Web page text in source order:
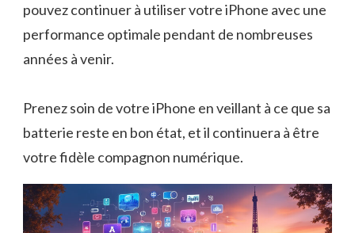
pouvez continuer à utiliser votre iPhone avec une
performance optimale pendant de nombreuses
années à venir.
Prenez soin de votre iPhone en veillant à ce que sa
batterie reste en bon état, et il continuera à être
votre fidèle compagnon numérique.